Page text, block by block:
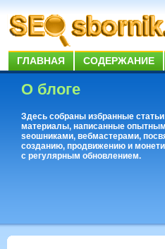
ГЛАВНАЯ СОДЕРЖАНИЕ
О блоге
Здесь собраны избранные
материалы, написанные
seoшниками, вебмастерами,
созданию, продвижению и
с регулярным обновлением.